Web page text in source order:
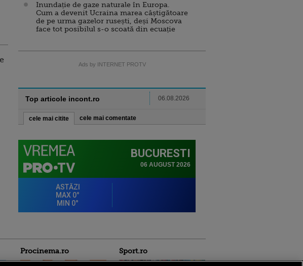
Inundație de gaze naturale în Europa.
Cum a devenit Ucraina marea câștigătoare
de pe urma gazelor rusești, deși Moscova
face tot posibilul s-o scoată din ecuație
Ads by INTERNET PROTV
Top articole incont.ro 06.08.2026
cele mai citite cele mai comentate
Procinema.ro Sport.ro